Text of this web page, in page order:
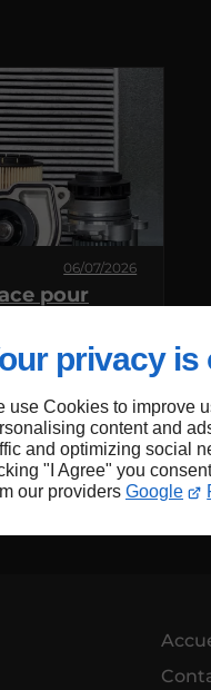
privacy
use Cookies to improve
content and
and optimizing social
"I Agree" you
our providers Google
06/07/2026
pour
essentiel
de moteurs
les
particules de
peut se
Cet
du FAP, les